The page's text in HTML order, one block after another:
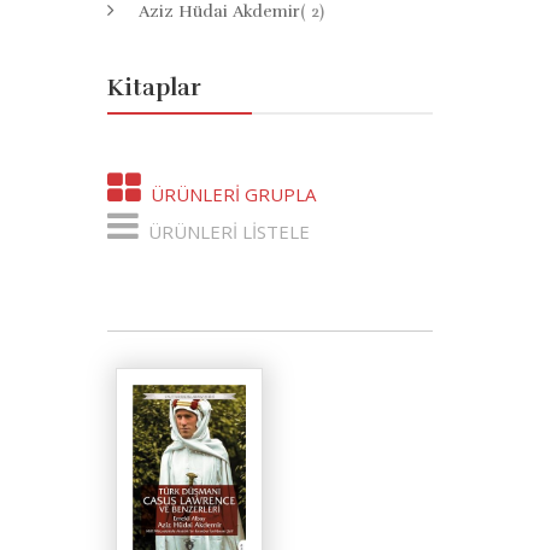
Aziz Hüdai Akdemir( 2)
Kitaplar
ÜRÜNLERI GRUPLA
ÜRÜNLERI LISTELE